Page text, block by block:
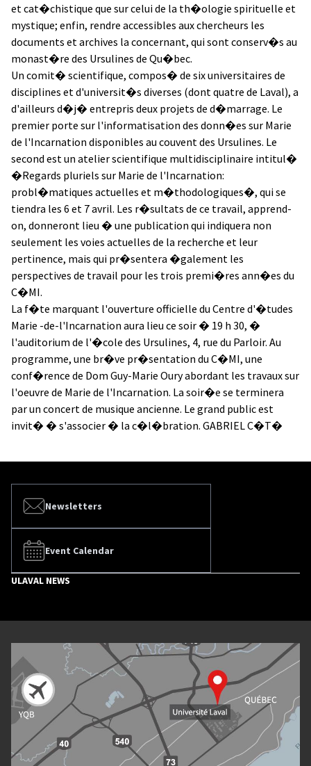
et cat�chistique que sur celui de la th�ologie spirituelle et
mystique; enfin, rendre accessibles aux chercheurs les
documents et archives la concernant, qui sont conserv�s au
monast�re des Ursulines de Qu�bec.
Un comit� scientifique, compos� de six universitaires de
disciplines et d'universit�s diverses (dont quatre de Laval), a
d'ailleurs d�j� entrepris deux projets de d�marrage. Le
premier porte sur l'informatisation des donn�es sur Marie
de l'Incarnation disponibles au couvent des Ursulines. Le
second est un atelier scientifique multidisciplinaire intitul�
�Regards pluriels sur Marie de l'Incarnation:
probl�matiques actuelles et m�thodologiques�, qui se
tiendra les 6 et 7 avril. Les r�sultats de ce travail, apprend-
on, donneront lieu � une publication qui indiquera non
seulement les voies actuelles de la recherche et leur
pertinence, mais qui pr�sentera �galement les
perspectives de travail pour les trois premi�res ann�es du
C�MI.
La f�te marquant l'ouverture officielle du Centre d'�tudes
Marie -de-l'Incarnation aura lieu ce soir � 19 h 30, �
l'auditorium de l'�cole des Ursulines, 4, rue du Parloir. Au
programme, une br�ve pr�sentation du C�MI, une
conf�rence de Dom Guy-Marie Oury abordant les travaux sur
l'oeuvre de Marie de l'Incarnation. La soir�e se terminera
par un concert de musique ancienne. Le grand public est
invit� � s'associer � la c�l�bration. GABRIEL C�T�
Newsletters
Event Calendar
ULAVAL NEWS